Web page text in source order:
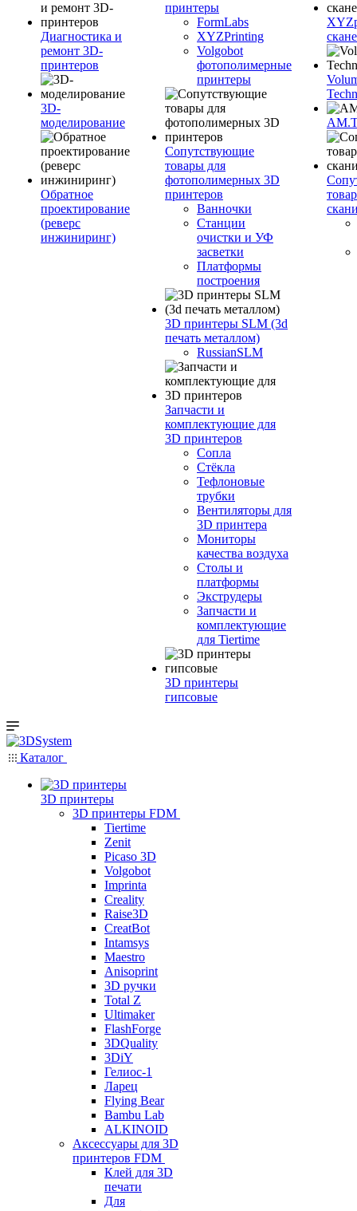
Диагностика и
ремонт 3D-
принтеров
3D-
моделирование
Обратное
проектирование
(реверс
инжиниринг)
принтеры
FormLabs
XYZPrinting
Volgobot
фотополимерные
принтеры
Сопутствующие
товары для
фотополимерных 3D
принтеров
Ванночки
Станции
очистки и УФ
засветки
Платформы
построения
3D принтеры SLM (3d
печать металлом)
RussianSLM
Запчасти и
комплектующие для
3D принтеров
Сопла
Cтёкла
Тефлоновые
трубки
Вентиляторы для
3D принтера
Мониторы
качества воздуха
Столы и
платформы
Экструдеры
Запчасти и
комплектующие
для Tiertime
3D принтеры
гипсовые
Каталог
3D принтеры
3D принтеры FDM
Tiertime
Zenit
Picaso 3D
Volgobot
Imprinta
Creality
Raise3D
CreatBot
Intamsys
Maestro
Anisoprint
3D ручки
Total Z
Ultimaker
FlashForge
3DQuality
3DiY
Гелиос-1
Ларец
Flying Bear
Bambu Lab
ALKINOID
Аксессуары для 3D
принтеров FDM
Клей для 3D
печати
Для